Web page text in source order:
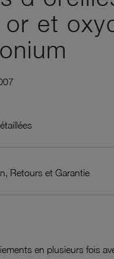
or et
Retours et Garantie
en plusieurs fois